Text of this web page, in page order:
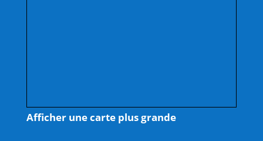
Afficher une carte plus grande